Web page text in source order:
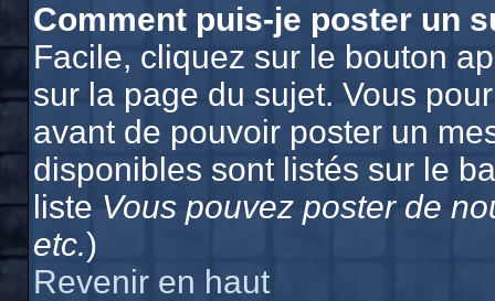
Comment puis-je poster un
Facile, cliquez sur le bouton
sur la page du sujet. Vous
avant de pouvoir poster un
disponibles sont listés sur le
liste Vous pouvez poster de
etc.)
Revenir en haut